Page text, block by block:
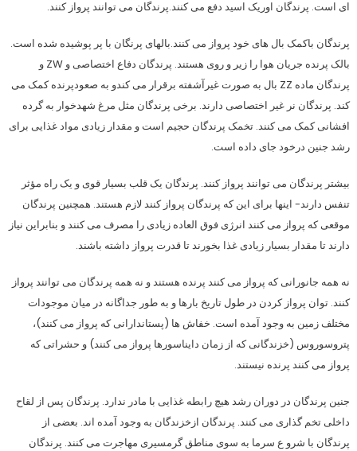
ای است. پرندگان اوریک اسید دفع می کنند.پرندگان می توانند پرواز کنند.
پرندگان باکمک بال های خود پرواز می کنند.بالهای پرنگان با پر پوشیده شده است.
بالک پرنده جریان هوا را زیر و روی هستند. پرندگان دفاع اختصاصی و ZW و
پرندگان ماده ZZ بال به صورت غیرآشفته برقرار می کندو به صعودپرنده کمک می
کند. پرندگان نر غیر اختصاصی دارند. برخی پرندگان مثل مرغ شهدخوار به گرده
افشانی کمک می کنند. تخمک پرندگان حجیم است و مقدار زیادی مواد غذایی برای
رشد جنین درخود جای داده است.
بیشتر پرندگان می توانند پرواز کنند. پرندگان یک قلب بسیار قوی و یک راه مؤثر
تنفس دارند- اینها برای این که پرندگان پرواز کنند لازم هستند. همچنین پرندگان
موقعی که پرواز می کنند انرژی فوق العاده زیادی را مصرف می کنند و بنابراین نیاز
دارند تا مقدار بسیار زیادی غذا بخورند تا قدرت پرواز داشته باشند.
نه همه جانورانی که پرواز می کنند پرنده هستند و نه همه پرندگان می توانند پرواز
کنند. توان پرواز کردن در طول تاریخ بارها و به طور جداگانه در میان موجودات
مختلف زمین به وجود آمده است. خفاش ها (پستاندارانی که پرواز می کنند)،
پتروسوروس (خزندگانی که از زمان دایناسورها پرواز می کنند) و حشراتی که
پرواز می کنند پرنده نیستند.
جنین پرندگان در دوران رشد هیچ رابطه غذایی با مادر ندارد. پرندگان پس از لقاح
داخلی تخم گذاری می کنند. پرندگان ازخزندگان به وجود آمده اند. بعضی از
پرندگان با شرو ع سرما به سوی مناطق گرمسیری مهاجرت می کنند. پرندگان